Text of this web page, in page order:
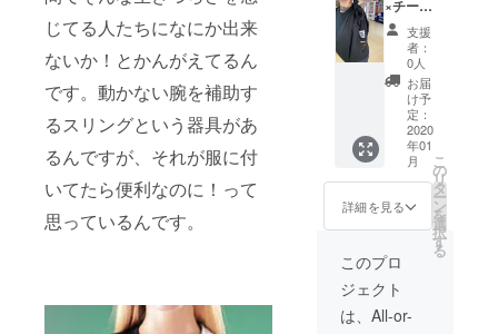
じてる人たちになにか出来
ないか！とかんがえてるん
です。動かない腕を補助す
るスリングという器具があ
るんですが、それが服に付
いてたら便利なのに！って
思っているんです。
もちろん素
敵なことで
すが、同じ
魂を持って
生きている
けど、何ら
かの出来事
で同じよう
に生きられ
の力になる
ことも大切
な仕事だと
丈73、
身幅
55、肩
幅48、
袖丈21
XLー身
丈76、
身幅
幅52、
袖丈21
※
写真の
モデル
はすべ
Sー
身丈
66、身
幅47、
肩幅
41、袖
丈19
Mー
身丈
肩幅
丈20
麻痺の
方は左
肩結び
の方が
上げや
すいで
す。 ※T
シャツ
ボディ
仕様は
コット
ン100％
XSー身
丈62、
身幅
43、肩
幅37、
希望サ
イズ、
肩結び
位置
（右肩
で結
ぶ、左
肩で結
ぶ）を
ご指定
くださ
い。 ※
右麻痺
の方に
は右肩
結びの
方が方
に上げ
やす
×チーム
ブレイ
ン今共
同開
発 半
身麻痺
対応ス
リング
シャツ
(半袖
カラー
BK サイ
ズ
XS,S,M,
L,XL）
25枚を
お送り
しま
す。 ご
支援
者：
0人
お届
け予
定：
2020
年01
月
詳細を見る
こ
の
リ
タ
ー
ン
を
選
択
す
る
このプロ
ジェクト
は、All-or-